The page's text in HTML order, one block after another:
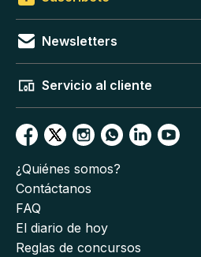
Newsletters
Servicio al cliente
¿Quiénes somos?
Contáctanos
FAQ
El diario de hoy
Reglas de concursos